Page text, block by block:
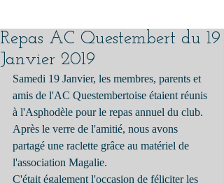
Repas AC Questembert du 19
Janvier 2019
Samedi 19 Janvier, les membres, parents et
amis de l'AC Questembertoise étaient réunis
à l'Asphodèle pour le repas annuel du club.
Après le verre de l'amitié, nous avons
partagé une raclette grâce au matériel de
l'association Magalie.
C'était également l'occasion de féliciter les